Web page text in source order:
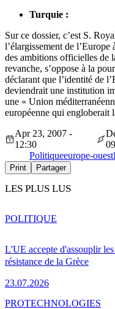
Turquie :
Sur ce dossier, c’est S.
l’élargissement de
des ambitions officielles de
revanche, s’oppose à la
déclarant que l’identité de
deviendrait une institution
une « Union
européenne qui engloberait
Apr 23, 2007 -
12:30
Politiqueeurope-ouest
Print Partager
LES PLUS LUS
L'UE accepte d'assouplir
résistance de la Grèce
23.07.2026
POLITIQUE
PROTECHNOLOGIES